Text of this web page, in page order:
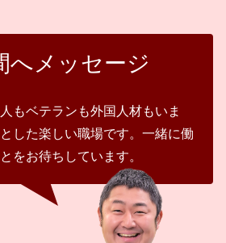
へメッセージ
もベテランも外国人材もいま
した楽しい職場です。一緒に働
をお待ちしています。